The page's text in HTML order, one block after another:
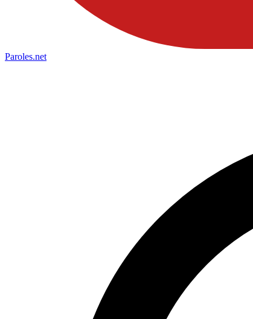
Paroles.net